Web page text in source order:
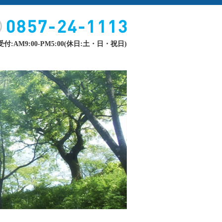
付:AM9:00-PM5:00(休日:土・日・祝日)